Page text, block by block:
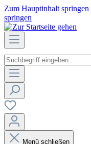
Zum Hauptinhalt springen
springen
Menü schließen